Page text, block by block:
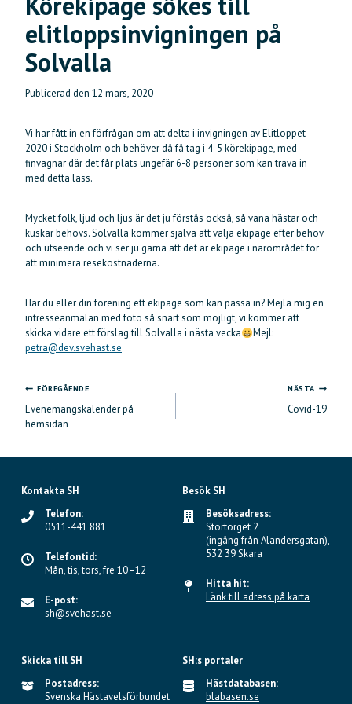
elitloppsinvigningen på
Solvalla
Publicerad den 12 mars, 2020
Vi har fått in en förfrågan om att delta i invigningen av Elitloppet
2020 i Stockholm och behöver då få tag i 4-5 körekipage, med
finvagnar där det får plats ungefär 6-8 personer som kan trava in
med detta lass.
Mycket folk, ljud och ljus är det ju förstås också, så vana hästar och
kuskar behövs. Solvalla kommer själva att välja ekipage efter behov
och utseende och vi ser ju gärna att det är ekipage i närområdet för
att minimera resekostnaderna.
Har du eller din förening ett ekipage som kan passa in? Mejla mig en
intresseanmälan med foto så snart som möjligt, vi kommer att
skicka vidare ett förslag till Solvalla i nästa vecka
Mejl:
petra@dev.svehast.se
Inläggsnavigering
FÖREGÅENDE
Evenemangskalender på
hemsidan
NÄSTA
Covid-19
Kontakta SH
Telefon:
0511-441 881
Telefontid:
Mån, tis, tors, fre 10–12
E-post:
sh@svehast.se
Besök SH
Besöksadress:
Stortorget 2
(ingång från Alandersgatan),
532 39 Skara
Hitta hit:
Länk till adress på karta
Skicka till SH
Postadress:
Svenska Hästavelsförbundet
SH:s portaler
Hästdatabasen:
blabasen.se